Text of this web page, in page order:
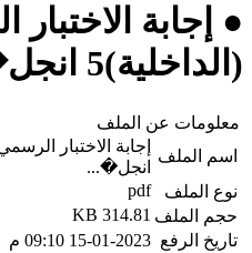
● إجابة
(الداخلية)5 انجل�... تحميل
معلومات عن الملف
اسم الملف
انجل�...
نوع الملف
pdf
حجم الملف 314.81 KB
تاريخ الرفع 15-01-2023 09:10 م